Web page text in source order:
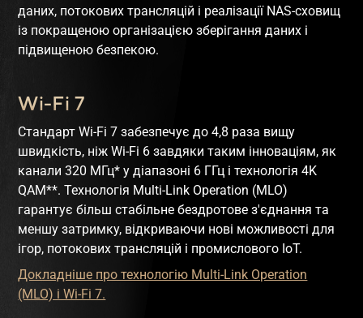
даних, потокових трансляцій і реалізації NAS-сховищ
із покращеною організацією зберігання даних і
підвищеною безпекою.
Wi-Fi 7
Стандарт Wi-Fi 7 забезпечує до 4,8 раза вищу
швидкість, ніж Wi-Fi 6 завдяки таким інноваціям, як
канали 320 МГц* у діапазоні 6 ГГц і технологія 4K
QAM**. Технологія Multi-Link Operation (MLO)
гарантує більш стабільне бездротове з'єднання та
меншу затримку, відкриваючи нові можливості для
ігор, потокових трансляцій і промислового IoT.
Докладніше про технологію Multi-Link Operation
(MLO) і Wi-Fi 7.